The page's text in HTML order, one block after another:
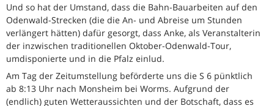
Und so hat der Umstand, dass die Bahn-Bauarbeiten auf den
Odenwald-Strecken (die die An- und Abreise um Stunden
verlängert hätten) dafür gesorgt, dass Anke, als Veranstalterin
der inzwischen traditionellen Oktober-Odenwald-Tour,
umdisponierte und in die Pfalz einlud.
Am Tag der Zeitumstellung beförderte uns die S 6 pünktlich
ab 8:13 Uhr nach Monsheim bei Worms. Aufgrund der
(endlich) guten Wetteraussichten und der Botschaft, dass es